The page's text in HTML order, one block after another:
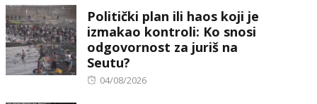
Politički plan ili haos koji je
izmakao kontroli: Ko snosi
odgovornost za juriš na
Seutu?
Posted
04/08/2026